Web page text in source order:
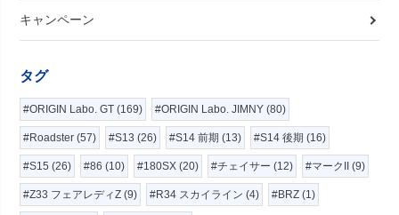
キャンペーン
タグ
#ORIGIN Labo. GT (169) #ORIGIN Labo. JIMNY (80)
#Roadster (57) #S13 (26) #S14 前期 (13) #S14 後期 (16)
#S15 (26) #86 (10) #180SX (20) #チェイサー (12) #マークII (9)
#Z33 フェアレディZ (9) #R34 スカイライン (4) #BRZ (1)